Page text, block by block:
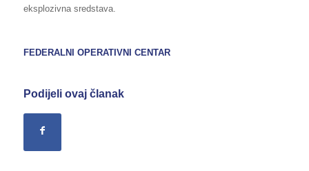
eksplozivna sredstava.
FEDERALNI OPERATIVNI CENTAR
Podijeli ovaj članak